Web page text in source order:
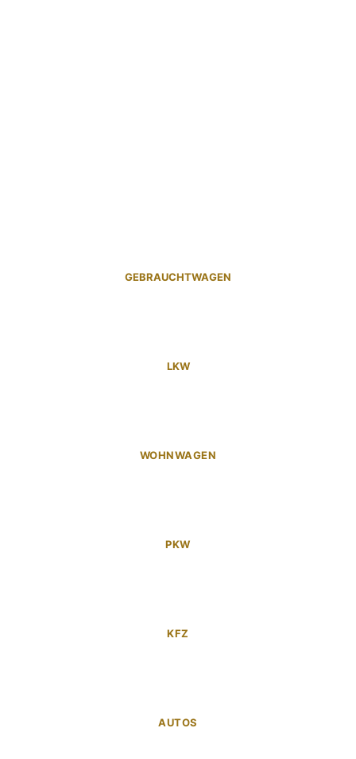
GEBRAUCHTWAGEN
LKW
WOHNWAGEN
PKW
KFZ
AUTOS